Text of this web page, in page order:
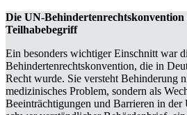
Die UN-Behindertenrechtskonvention
Teilhabebegriff
Ein besonders wichtiger Einschnitt war
Behindertenrechtskonvention, die in
Recht wurde. Sie versteht Behinderung
medizinisches Problem, sondern als
Beeinträchtigungen und Barrieren in